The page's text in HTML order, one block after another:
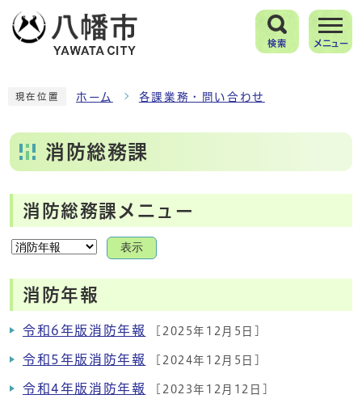
検索 メニュー
現在位置 ホーム 各課業務・問い合わせ
消防総務課
消防総務課メニュー
表示
消防年報
令和6年版消防年報 [2025年12月5日]
令和5年版消防年報 [2024年12月5日]
令和4年版消防年報 [2023年12月12日]